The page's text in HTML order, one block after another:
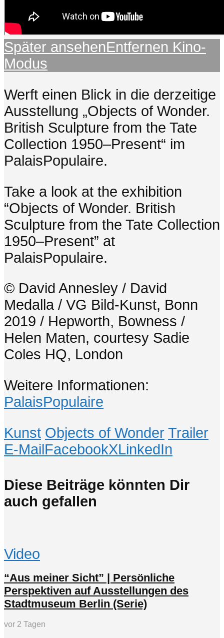
Später ansehenEntfernen Kino-
Modus
Werft einen Blick in die derzeitige
Ausstellung „Objects of Wonder.
British Sculpture from the Tate
Collection 1950–Present“ im
PalaisPopulaire.
Take a look at the exhibition
“Objects of Wonder. British
Sculpture from the Tate Collection
1950–Present” at
PalaisPopulaire.
© David Annesley / David
Medalla / VG Bild-Kunst, Bonn
2019 / Hepworth, Bowness /
Helen Maten, courtesy Sadie
Coles HQ, London
Weitere Informationen:
PalaisPopulaire
Kunst Objects of Wonder Trailer
E-MailFacebookXLinkedIn
Diese Beiträge könnten Dir
auch gefallen
Video
“Aus meiner Sicht” | Persönliche
Perspektiven auf Ausstellungen des
Stadtmuseum Berlin (Serie)
vor 2 Tagen